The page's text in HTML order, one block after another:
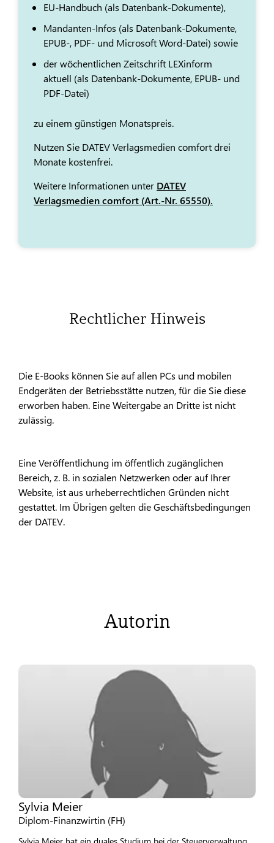
EU-Handbuch (als Datenbank-Dokumente),
Mandanten-Infos (als Datenbank-Dokumente,
EPUB-, PDF- und Microsoft Word-Datei) sowie
der wöchentlichen Zeitschrift LEXinform
aktuell (als Datenbank-Dokumente, EPUB- und
PDF-Datei)
zu einem günstigen Monatspreis.
Nutzen Sie DATEV Verlagsmedien comfort drei
Monate kostenfrei.
Weitere Informationen unter DATEV
Verlagsmedien comfort (Art.-Nr. 65550).
Rechtlicher Hinweis
Die E-Books können Sie auf allen PCs und mobilen
Endgeräten der Betriebsstätte nutzen, für die Sie diese
erworben haben. Eine Weitergabe an Dritte ist nicht
zulässig.
Eine Veröffentlichung im öffentlich zugänglichen
Bereich, z. B. in sozialen Netzwerken oder auf Ihrer
Website, ist aus urheberrechtlichen Gründen nicht
gestattet. Im Übrigen gelten die Geschäftsbedingungen
der DATEV.
Autorin
Sylvia Meier
Diplom-Finanzwirtin (FH)